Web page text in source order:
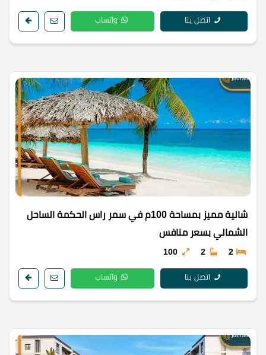
اتصل بنا واتساب
شالية مميز بمساحة 100م في سمر راس الحكمة الساحل
الشمالي بسعر منافس
2
2
100
اتصل بنا واتساب